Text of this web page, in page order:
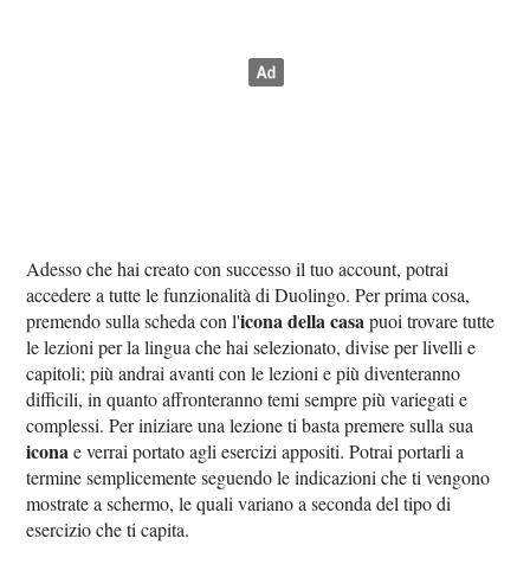
Adesso che hai creato con successo il tuo account, potrai
accedere a tutte le funzionalità di Duolingo. Per prima cosa,
premendo sulla scheda con l'icona della casapuoi trovare tutte
le lezioni per la lingua che hai selezionato, divise per livelli e
capitoli; più andrai avanti con le lezioni e più diventeranno
difficili, in quanto affronteranno temi sempre più variegati e
complessi. Per iniziare una lezione ti basta premere sulla sua
iconae verrai portato agli esercizi appositi. Potrai portarli a
termine semplicemente seguendo le indicazioni che ti vengono
mostrate a schermo, le quali variano a seconda del tipo di
esercizio che ti capita.